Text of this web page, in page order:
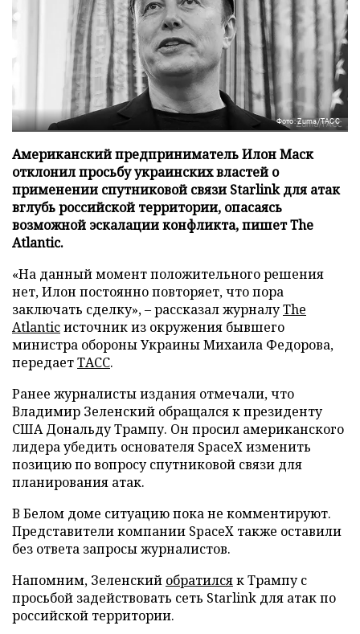
Фото: Zuma/ТАСС
Американский предприниматель Илон Маск
отклонил просьбу украинских властей о
применении спутниковой связи Starlink для атак
вглубь российской территории, опасаясь
возможной эскалации конфликта, пишет The
Atlantic.
«На данный момент положительного решения
нет, Илон постоянно повторяет, что пора
заключать сделку», – рассказал журналуThe
Atlanticисточник из окружения бывшего
министра обороны Украины Михаила Федорова,
передаетТАСС.
Ранее журналисты издания отмечали, что
Владимир Зеленский обращался к президенту
США Дональду Трампу. Он просил американского
лидера убедить основателя SpaceX изменить
позицию по вопросу спутниковой связи для
планирования атак.
В Белом доме ситуацию пока не комментируют.
Представители компании SpaceX также оставили
без ответа запросы журналистов.
Напомним, Зеленский обратилсяк Трампу с
просьбой задействовать сеть Starlink для атак по
российской территории.